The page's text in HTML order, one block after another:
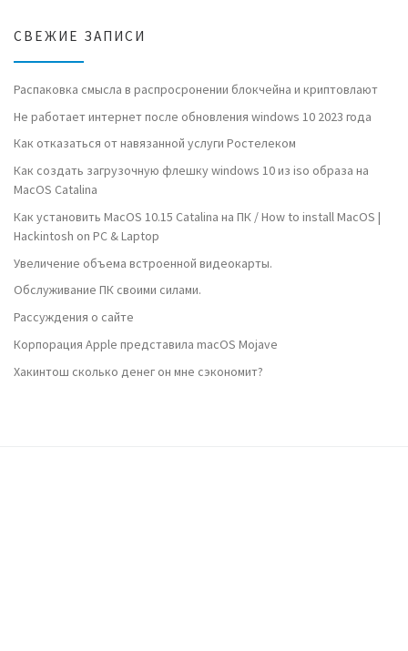
СВЕЖИЕ ЗАПИСИ
Распаковка смысла в распросронении блокчейна и криптовлают
Не работает интернет после обновления windows 10 2023 года
Как отказаться от навязанной услуги Ростелеком
Как создать загрузочную флешку windows 10 из iso образа на
MacOS Catalina
Как установить MacOS 10.15 Catalina на ПК / How to install MacOS |
Hackintosh on PC & Laptop
Увеличение объема встроенной видеокарты.
Обслуживание ПК своими силами.
Рассуждения о сайте
Корпорация Apple представила macOS Mojave
Хакинтош сколько денег он мне сэкономит?